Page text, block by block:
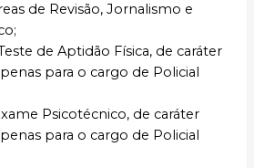
de Revisão, Jornalismo e
de Aptidão Física, de caráter
para o cargo de Policial
Psicotécnico, de caráter
para o cargo de Policial